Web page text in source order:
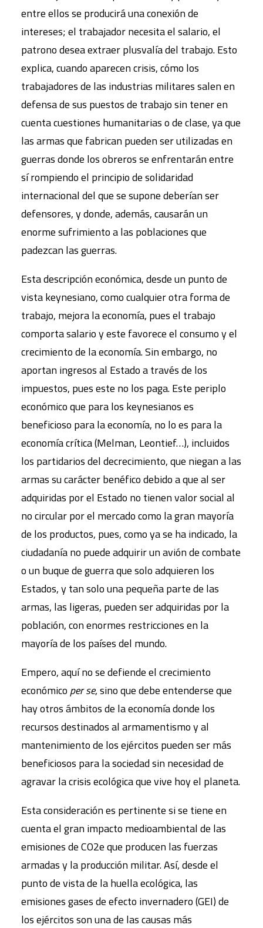
entre ellos se producirá una conexión de
intereses; el trabajador necesita el salario, el
patrono desea extraer plusvalía del trabajo. Esto
explica, cuando aparecen crisis, cómo los
trabajadores de las industrias militares salen en
defensa de sus puestos de trabajo sin tener en
cuenta cuestiones humanitarias o de clase, ya que
las armas que fabrican pueden ser utilizadas en
guerras donde los obreros se enfrentarán entre
sí rompiendo el principio de solidaridad
internacional del que se supone deberían ser
defensores, y donde, además, causarán un
enorme sufrimiento a las poblaciones que
padezcan las guerras.
Esta descripción económica, desde un punto de
vista keynesiano, como cualquier otra forma de
trabajo, mejora la economía, pues el trabajo
comporta salario y este favorece el consumo y el
crecimiento de la economía. Sin embargo, no
aportan ingresos al Estado a través de los
impuestos, pues este no los paga. Este periplo
económico que para los keynesianos es
beneficioso para la economía, no lo es para la
economía crítica (Melman, Leontief…), incluidos
los partidarios del decrecimiento, que niegan a las
armas su carácter benéfico debido a que al ser
adquiridas por el Estado no tienen valor social al
no circular por el mercado como la gran mayoría
de los productos, pues, como ya se ha indicado, la
ciudadanía no puede adquirir un avión de combate
o un buque de guerra que solo adquieren los
Estados, y tan solo una pequeña parte de las
armas, las ligeras, pueden ser adquiridas por la
población, con enormes restricciones en la
mayoría de los países del mundo.
Empero, aquí no se defiende el crecimiento
económico per se, sino que debe entenderse que
hay otros ámbitos de la economía donde los
recursos destinados al armamentismo y al
mantenimiento de los ejércitos pueden ser más
beneficiosos para la sociedad sin necesidad de
agravar la crisis ecológica que vive hoy el planeta.
Esta consideración es pertinente si se tiene en
cuenta el gran impacto medioambiental de las
emisiones de CO2e que producen las fuerzas
armadas y la producción militar. Así, desde el
punto de vista de la huella ecológica, las
emisiones gases de efecto invernadero (GEI) de
los ejércitos son una de las causas más